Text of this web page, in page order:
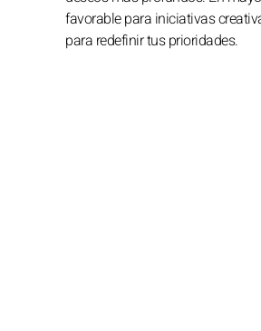
favorable para iniciativas
para redefinir tus prioridades.